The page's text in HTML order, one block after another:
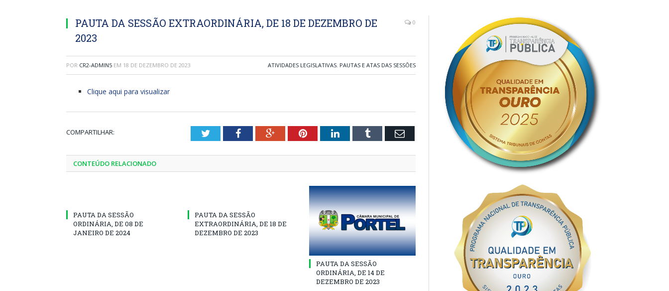
PAUTA DA SESSÃO EXTRAORDINÁRIA, DE 18 DE DEZEMBRO DE
2023
0
POR CR2-ADMIN5 EM 18 DE DEZEMBRO DE 2023 ATIVIDADES LEGISLATIVAS, PAUTAS E ATAS DAS SESSÕES
Clique aqui para visualizar
COMPARTILHAR: TwitterFacebookGoogle+PinterestLinkedInTumblr Email
CONTEÚDO RELACIONADO
PAUTA DA SESSÃO
ORDINÁRIA, DE 08 DE
JANEIRO DE 2024
PAUTA DA SESSÃO
EXTRAORDINÁRIA, DE 18 DE
DEZEMBRO DE 2023
PAUTA DA SESSÃO
ORDINÁRIA, DE 14 DE
DEZEMBRO DE 2023